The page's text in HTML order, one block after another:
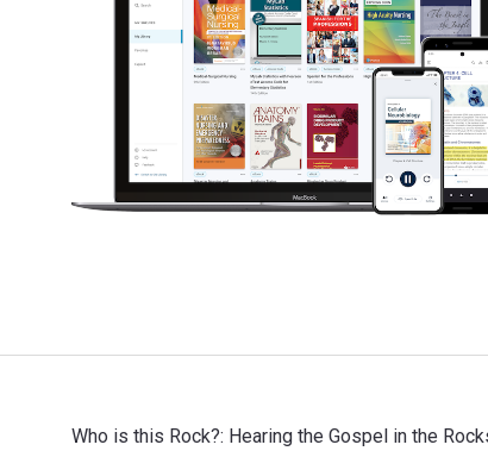
Who is this Rock?: Hearing the Gospel in the